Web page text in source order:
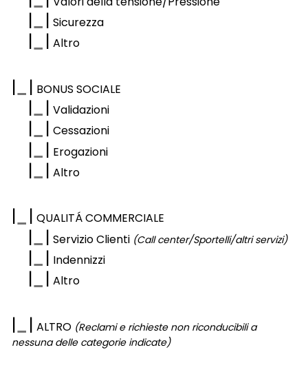
| | Sicurezza
| | Altro
| | BONUS SOCIALE
| | Validazioni
| | Cessazioni
| | Erogazioni
| | Altro
| | QUALITÁ COMMERCIALE
| | Servizio Clienti (Call center/Sportelli/altri servizi)
| | Indennizzi
| | Altro
| | ALTRO (Reclami e richieste non riconducibili a
nessuna delle categorie indicate)